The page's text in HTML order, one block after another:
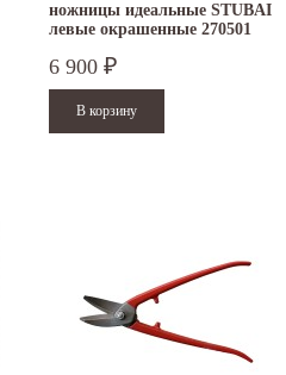
ножницы идеальные STUBAI
левые окрашенные 270501
6 900 ₽